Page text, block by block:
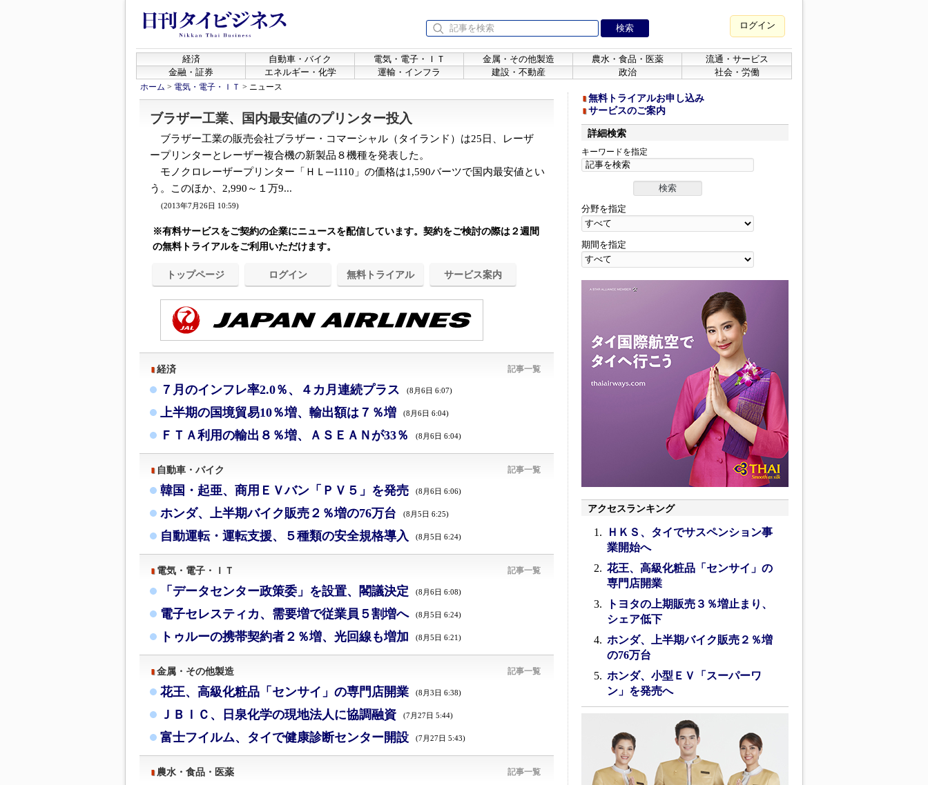
ログイン
経済 自動車・バイク 電気・電子・ＩＴ 金属・その他製造 農水・食品・医薬
流通・サービス
金融・証券
エネルギー・化学 運輸・インフラ 建設・不動産 政治 社会・労働
ホーム > 電気・電子・ＩＴ > ニュース
ブラザー工業、国内最安値のプリンター投入
ブラザー工業の販売会社ブラザー・コマーシャル（タイランド）は25日、レーザ
ープリンターとレーザー複合機の新製品８機種を発表した。
モノクロレーザープリンター「ＨＬ─1110」の価格は1,590バーツで国内最安値とい
う。このほか、2,990～１万9...
(2013年7月26日 10:59)
※有料サービスをご契約の企業にニュースを配信しています。契約をご検討の際は２週間
の無料トライアルをご利用いただけます。
トップページ ログイン 無料トライアル サービス案内
経済 記事一覧
７月のインフレ率2.0％、４カ月連続プラス (8月6日 6:07)
上半期の国境貿易10％増、輸出額は７％増 (8月6日 6:04)
ＦＴＡ利用の輸出８％増、ＡＳＥＡＮが33％ (8月6日 6:04)
自動車・バイク 記事一覧
韓国・起亜、商用ＥＶバン「ＰＶ５」を発売 (8月6日 6:06)
ホンダ、上半期バイク販売２％増の76万台 (8月5日 6:25)
自動運転・運転支援、５種類の安全規格導入 (8月5日 6:24)
電気・電子・ＩＴ 記事一覧
「データセンター政策委」を設置、閣議決定 (8月6日 6:08)
電子セレスティカ、需要増で従業員５割増へ (8月5日 6:24)
トゥルーの携帯契約者２％増、光回線も増加 (8月5日 6:21)
金属・その他製造 記事一覧
花王、高級化粧品「センサイ」の専門店開業 (8月3日 6:38)
ＪＢＩＣ、日泉化学の現地法人に協調融資 (7月27日 5:44)
富士フイルム、タイで健康診断センター開設 (7月27日 5:43)
農水・食品・医薬 記事一覧
無料トライアルお申し込み
サービスのご案内
詳細検索
キーワードを指定
分野を指定
期間を指定
アクセスランキング
ＨＫＳ、タイでサスペンション事
業開始へ
花王、高級化粧品「センサイ」の
専門店開業
トヨタの上期販売３％増止まり、
シェア低下
ホンダ、上半期バイク販売２％増
の76万台
ホンダ、小型ＥＶ「スーパーワ
ン」を発売へ